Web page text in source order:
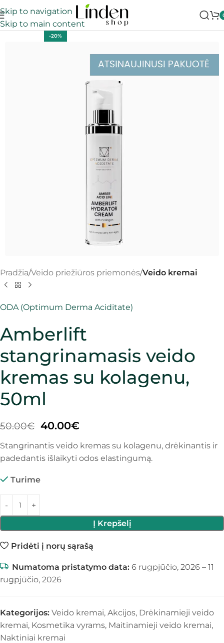
Skip to navigation
Skip to main content
-20%
Pradžia Veido priežiūros priemonės Veido kremai
ODA (Optimum Derma Aciditate)
Amberlift
stangrinamasis veido
kremas su kolagenu,
50ml
50.00€ 40.00€
Stangrinantis veido kremas su kolagenu, drėkinantis ir
padedantis išlaikyti odos elastingumą.
Turime
Į Krepšelį
Pridėti į norų sąrašą
Numatoma pristatymo data: 6 rugpjūčio, 2026 – 11
rugpjūčio, 2026
Kategorijos: Veido kremai, Akcijos, Drėkinamieji veido
kremai, Kosmetika vyrams, Maitinamieji veido kremai,
Naktiniai kremai